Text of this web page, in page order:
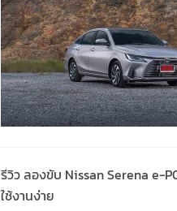
รีวิว ลองขับ Nissan Serena e-
ใช้งานง่าย